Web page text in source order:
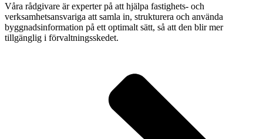
Våra rådgivare är experter på att hjälpa fastighets- och
verksamhetsansvariga att samla in, strukturera och använda
byggnadsinformation på ett optimalt sätt, så att den blir mer
tillgänglig i förvaltningsskedet.